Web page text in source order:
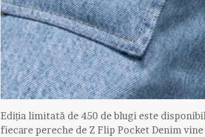
Ediția limitată de 450 de blugi este
fiecare pereche de Z Flip Pocket Denim